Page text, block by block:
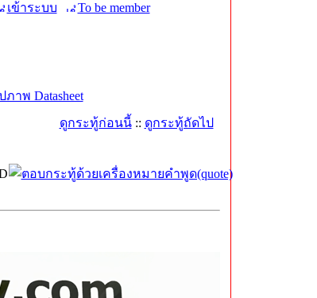
เข้าระบบ To be member
ภาพ Datasheet
ดูกระทู้ก่อนนี้:: ดูกระทู้ถัดไป